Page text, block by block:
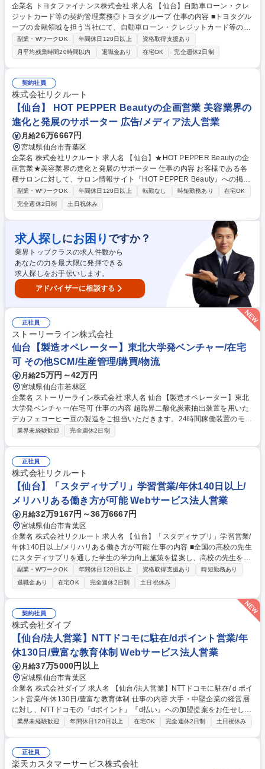
企業名 トヨタファイナンス株式会社 求人名 【仙台】自動車ローン・クレ
ジットカード等の契約管理業務◎トヨタグループ 仕事の内容 ■トヨタグル
ープの金融領域を担う当社にて、自動車ローン・クレジットカード等の契
約管理業務をご担当いただきます。ご経験に応じて下記の業務の中からお
任せいたします。 【詳細】■各自動車ローン・クレジットカード契約の契
約管理業務■債権回収業務（支払い延滞顧客に対する督促業務）※初期延
滞は電話のみの督促となり、基本的にはご自身で行うのではなく指示を行
った上で顧客対応業務は別のオペレーターが対応いたします。3ヶ月以上
の延滞が続く場合、顧客との直接対応が発生する場合があります。（※基
本は2人1組で対応)■顧客からの返済相談対応■コールセンターオペレータ
ーの管理業務 募集職種 【仙台】自動車ローン・クレジットカード等の契
約管理業務◎トヨタグループ
副業・WワークOK 年間休日120日以上
資格取得支援あり
月平均残業時間20時間以内
退職金あり 在宅OK 完全週休2日制
契約社員
株式会社リクルート
【仙台】 HOT PEPPER Beautyの企画営業 美容業界の
進化と発展のサポーター 広告/メディア法人営業
月給26万6667円
宮城県仙台市青葉区
企業名 株式会社リクルート 求人名 【仙台】★HOT PEPPER Beautyの企
画営業★美容業界の進化と発展のサポーター 仕事の内容 お客様である各
種サロンに対して、サロン情報サイト『HOT PEPPER Beauty』への掲載
などを通して、業界や担当地域のトレンドを把握し、クライアントの課題
に対して具体的な解決策を提案していただきます。 各種美容系サロンクラ
イアントへ新規・既存営業をお任せします。ただサービスを売るのではな
く、店舗集客UPの課題解決提案を行います。より効果のある記事提案/キ
ャンペーンや特別メニューの提案/店舗ブランディング企画提案等にも挑戦
できます。【例えば…】担当エリア内のヘア/ネイル/エステサロン・ジ
ム・ヨガ等に対し、『HOT PEPPER Beauty』を用いた集客支援と、『SA
LON BOARD』を用いた業務支援を実施します。 募集職種 【仙台】★HO
T PEPPER Beautyの企画営業★美容業界の進化と発展のサポーター
副業・WワークOK 年間休日120日以上 転勤なし 時短勤務あり
在宅OK
完全週休2日制
土日祝休み
求人探しにお困り ですか？
業界トップクラスの求人件数から
あなたの力を最大限に発揮できる
求人探しをお手伝いします。
アドバイザーに相談する
正社員
ストーリーライン株式会社
仙台【製造オペレーター】東北大学発ベンチャー/在宅
可 その他SCM/生産管理/購買/物流
月給25万円～42万円
宮城県仙台市若林区
企業名 ストーリーライン株式会社 求人名 仙台【製造オペレーター】東北
大学発ベンチャー/在宅可 仕事の内容 超臨界二酸化炭素抽出装置を用いた
デカフェコーヒー豆の製造をご担当いただきます。24時間稼働装置のモニ
タリングや水交換、メンテナンス等、デカフェコーヒー豆の抽出・加工に
時間ごとの所定の操作対応） ■設備の定期メンテナンス・清掃業務 ※研究
開発メンバーと連携しながら現場を支えます。業務に慣れた後は、個人の
スキルや意欲に応じて研究開発業務へ携わるキャリアステップも可能で
す！ 募集職種 仙台【製造オペレーター】東北大学発ベンチャー/在宅可
業界未経験歓迎 完全週休2日制
正社員
株式会社リクルート
【仙台】「スタディサプリ」学習営業/年休140日以上/
メリハリある働き方が可能 Webサービス法人営業
月給32万9167円～36万6667円
宮城県仙台市青葉区
企業名 株式会社リクルート 求人名 【仙台】「スタディサプリ」学習営業/
年休140日以上/メリハリある働き方が可能 仕事の内容 ■全国の高校の先生
にスタディサプリを通した学生の学力向上施策を提案し、高校の先生を通
じてオンライン教育という未来の当たり前を創る仕事です。先生の進路指
導の時間創出や効率的な学習指導を支援します。 「既存営業」をご担当い
ただきます。既存顧客と関係性を築きながら、顕在・潜在課題をヒアリン
グする深耕型の営業です。スタディサプリの活用基盤構築を行い、年間計
画での営業行動を実施していきます。顧客の課題は何か？組織の課題は何
か？目指すゴールは何か？営業としてヒアリングするところから始まり、
その過程で信頼関係を構築し、中長期的なマイルストーンに落とし、「顧
客のありたい姿」を実現する提案をします。 募集職種 【仙台】「スタデ
ィサプリ」学習営業/年休140日以上/メリハリある働き方が可能
副業・WワークOK 年間休日120日以上 資格取得支援あり
時短勤務あり
退職金あり
在宅OK 完全週休2日制 土日祝休み
契約社員
株式会社ダイブ
【仙台/法人営業】NTTドコモに駐在/dポイント営業/年
休130日/豊富な教育体制 Webサービス法人営業
月給37万5000円以上
宮城県仙台市青葉区
企業名 株式会社ダイブ 求人名 【仙台/法人営業】NTTドコモに駐在/ｄポイ
ント営業/年休130日/豊富な教育体制 仕事の内容 大手・中堅企業の経営層
に対し、NTTドコモの『dポイント』『d払い』への加盟提案をお任せしま
す。NTTドコモのパートナーとして営業していただくのでアプローチもス
開拓：経営幹部層へ加盟による課題解決を提案する ■導入・拡大：契約後
の手配調整やサービス導入後の各種販促企画等 【営業形態】■チーム制：
業界未経験歓迎 年間休日120日以上 在宅OK 完全週休2日制 土日祝休み
正社員
楽天カスタマーサービス株式会社